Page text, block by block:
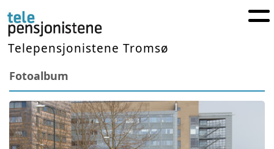
Telepensjonistene Tromsø
Fotoalbum